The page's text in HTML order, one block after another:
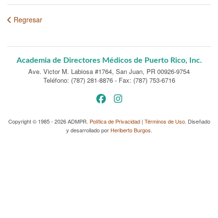
Regresar
Academia de Directores Médicos de Puerto Rico, Inc.
Ave. Victor M. Labiosa #1764, San Juan, PR 00926-9754
Teléfono: (787) 281-8876 - Fax: (787) 753-6716
Copyright © 1985 - 2026 ADMPR. Política de Privacidad| Términos de Uso. Diseñado
y desarrollado por Heriberto Burgos.